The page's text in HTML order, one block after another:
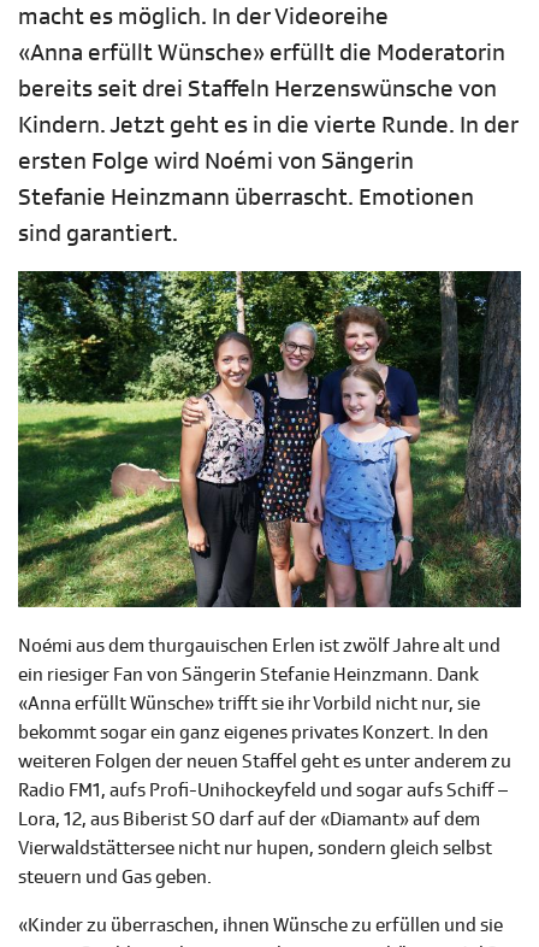
macht es möglich. In der Videoreihe
«Anna erfüllt Wünsche» erfüllt die Moderatorin
bereits seit drei Staffeln Herzenswünsche von
Kindern. Jetzt geht es in die vierte Runde. In der
ersten Folge wird Noémi von Sängerin
Stefanie Heinzmann überrascht. Emotionen
sind garantiert.
Noémi aus dem thurgauischen Erlen ist zwölf Jahre alt und
ein riesiger Fan von Sängerin Stefanie Heinzmann. Dank
«Anna erfüllt Wünsche» trifft sie ihr Vorbild nicht nur, sie
bekommt sogar ein ganz eigenes privates Konzert. In den
weiteren Folgen der neuen Staffel geht es unter anderem zu
Radio FM1, aufs Profi-Unihockeyfeld und sogar aufs Schiff –
Lora, 12, aus Biberist SO darf auf der «Diamant» auf dem
Vierwaldstättersee nicht nur hupen, sondern gleich selbst
steuern und Gas geben.
«Kinder zu überraschen, ihnen Wünsche zu erfüllen und sie